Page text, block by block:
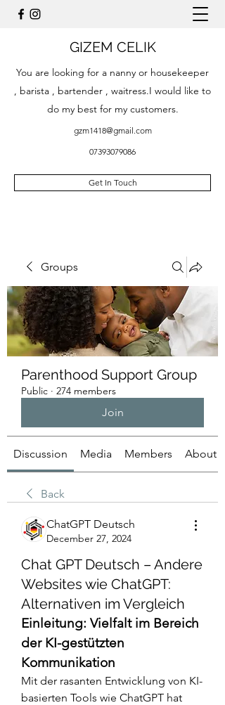
GIZEM CELIK
You are looking for a nanny or housekeeper
, barista , bartender , waitress.I would like to
do my best for my customers.
gzm1418@gmail.com
07393079086
Get In Touch
Groups
Parenthood Support Group
Public · 274 members
Join
Discussion Media Members About
Back
ChatGPT Deutsch
December 27, 2024
Chat GPT Deutsch – Andere
Websites wie ChatGPT:
Alternativen im Vergleich
Einleitung: Vielfalt im Bereich
der KI-gestützten
Kommunikation
Mit der rasanten Entwicklung von KI-
basierten Tools wie ChatGPT hat